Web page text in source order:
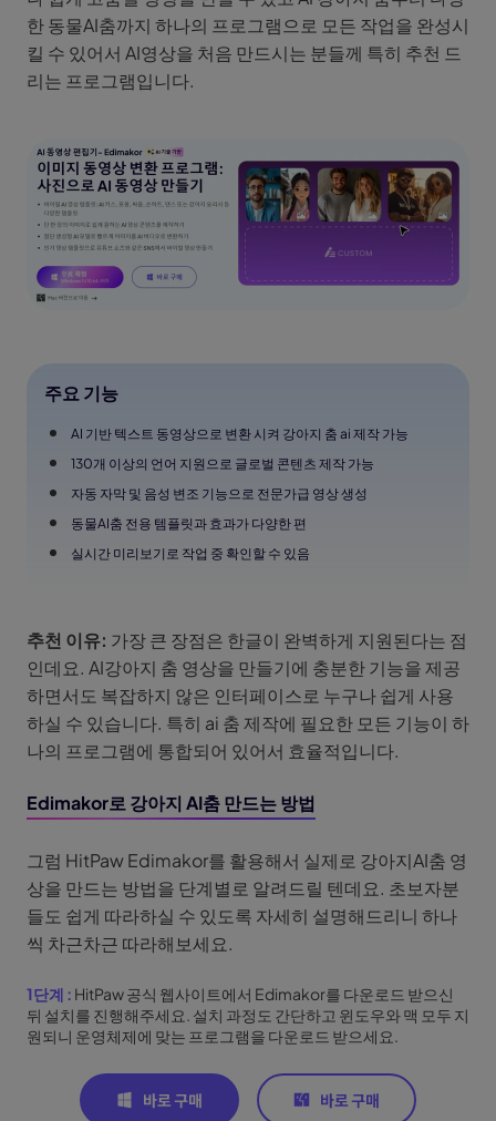
한 동물AI춤까지 하나의 프로그램으로 모든 작업을 완성시
킬 수 있어서 AI영상을 처음 만드시는 분들께 특히 추천 드
리는 프로그램입니다.
주요 기능
AI 기반 텍스트 동영상으로 변환 시켜 강아지 춤 ai 제작 가능
130개 이상의 언어 지원으로 글로벌 콘텐츠 제작 가능
자동 자막 및 음성 변조 기능으로 전문가급 영상 생성
동물AI춤 전용 템플릿과 효과가 다양한 편
실시간 미리보기로 작업 중 확인할 수 있음
추천 이유: 가장 큰 장점은 한글이 완벽하게 지원된다는 점
인데요. AI강아지 춤 영상을 만들기에 충분한 기능을 제공
하면서도 복잡하지 않은 인터페이스로 누구나 쉽게 사용
하실 수 있습니다. 특히 ai 춤 제작에 필요한 모든 기능이 하
나의 프로그램에 통합되어 있어서 효율적입니다.
Edimakor로 강아지 AI춤 만드는 방법
그럼 HitPaw Edimakor를 활용해서 실제로 강아지AI춤 영
상을 만드는 방법을 단계별로 알려드릴 텐데요. 초보자분
들도 쉽게 따라하실 수 있도록 자세히 설명해드리니 하나
씩 차근차근 따라해보세요.
1단계 : HitPaw 공식 웹사이트에서 Edimakor를 다운로드 받으신
뒤 설치를 진행해주세요. 설치 과정도 간단하고 윈도우와 맥 모두 지
원되니 운영체제에 맞는 프로그램을 다운로드 받으세요.